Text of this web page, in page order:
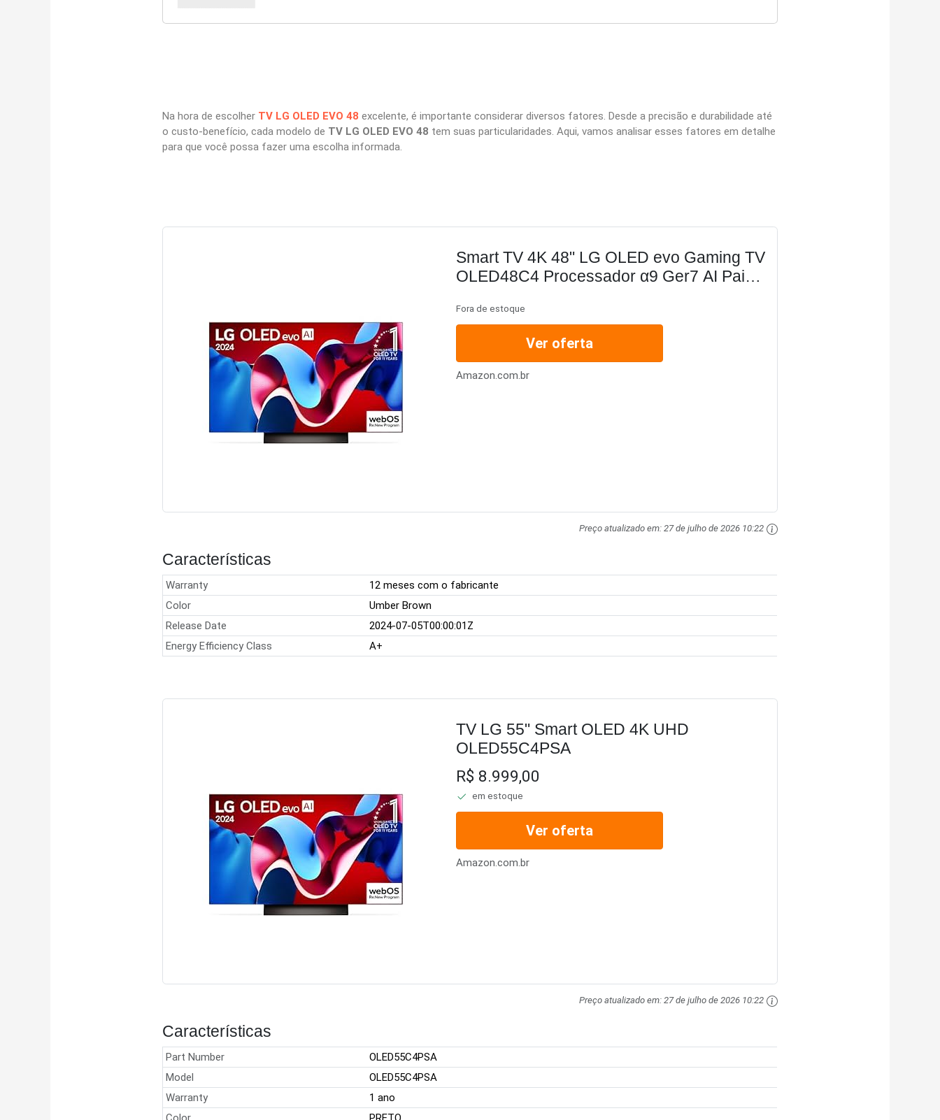
Na hora de escolher TV LG OLED EVO 48 excelente, é importante considerar diversos fatores. Desde a precisão e durabilidade até
o custo-benefício, cada modelo de TV LG OLED EVO 48 tem suas particularidades. Aqui, vamos analisar esses fatores em detalhe
para que você possa fazer uma escolha informada.
Smart TV 4K 48" LG OLED evo Gaming TV
OLED48C4 Processador α9 Ger7 AI Painel
Dolby Atmos G-Sync FreeSync
Fora de estoque
Ver oferta
Amazon.com.br
Preço atualizado em:27 de julho de 2026 10:22
Características
Warranty
12 meses com o fabricante
Color
Umber Brown
Release Date
2024-07-05T00:00:01Z
Energy Efficiency Class
A+
TV LG 55" Smart OLED 4K UHD
OLED55C4PSA
R$ 8.999,00
em estoque
Ver oferta
Amazon.com.br
Preço atualizado em:27 de julho de 2026 10:22
Características
Part Number
OLED55C4PSA
Model
OLED55C4PSA
Warranty
1 ano